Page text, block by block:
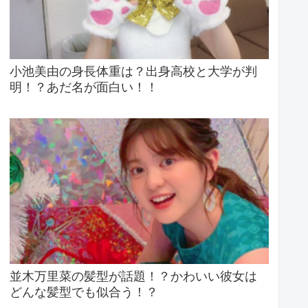
小池美由の身長体重は？出身高校と大学が判
明！？あだ名が面白い！！
並木万里菜の髪型が話題！？かわいい彼女は
どんな髪型でも似合う！？